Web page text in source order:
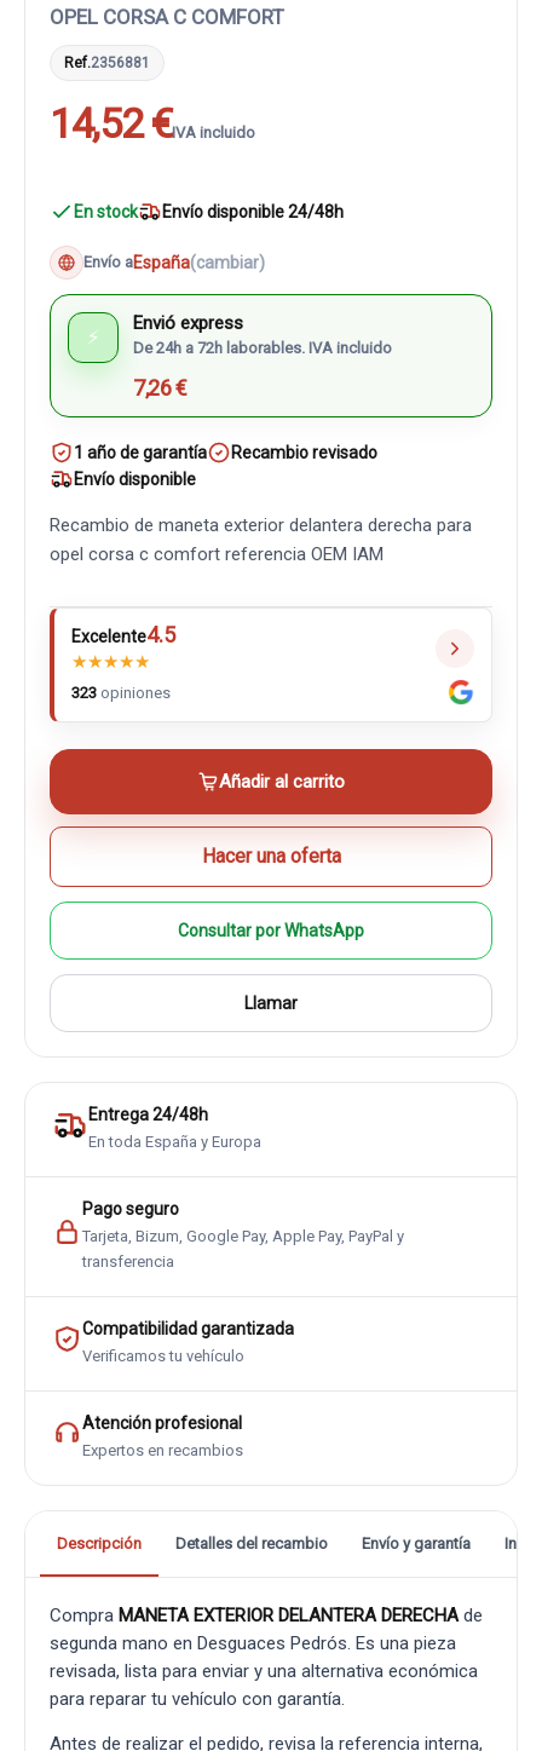
OPEL CORSA C COMFORT
Ref.2356881
14,52 €IVA incluido
En stock Envío disponible 24/48h
Envío aEspaña(cambiar)
⚡
Envió express
De 24h a 72h laborables. IVA incluido
7,26 €
1 año de garantía
Recambio revisado
Envío disponible
Recambio de maneta exterior delantera derecha para
opel corsa c comfort referencia OEM IAM
Excelente4.5
★★★★★
323 opiniones
Añadir al carrito
Hacer una oferta
Consultar por WhatsApp
Llamar
Entrega 24/48h
En toda España y Europa
Pago seguro
Tarjeta, Bizum, Google Pay, Apple Pay, PayPal y
transferencia
Compatibilidad garantizada
Verificamos tu vehículo
Atención profesional
Expertos en recambios
Descripción Detalles del recambio Envío y garantía
Compra MANETA EXTERIOR DELANTERA DERECHAde
segunda mano en Desguaces Pedrós. Es una pieza
revisada, lista para enviar y una alternativa económica
para reparar tu vehículo con garantía.
Antes de realizar el pedido, revisa la referencia interna,